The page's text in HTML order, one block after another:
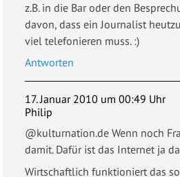
z.B. in die Bar oder den
davon, dass ein Journalist
viel telefonieren muss. :)
Antworten
17. Januar 2010 um 00:49 Uhr
Philip
@kulturnation.de Wenn noch
damit. Dafür ist das Internet ja
Wirtschaftlich funktioniert das